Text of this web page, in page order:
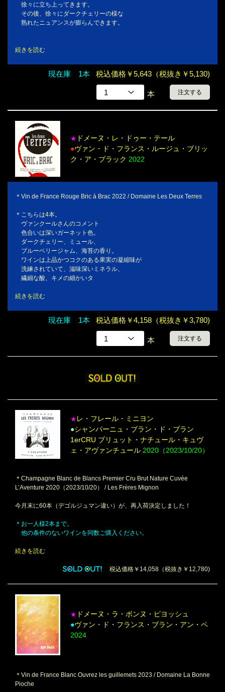
徐々に立ち上ってきます。
その後、徐々にダークチェリーの様な
熟れたニュアンスが膨らんできます。
続きを読む
現在庫 1本 税込価格￥5,643（税抜き￥5,130)
本 注文する
★ ドメーヌ・レ・ドゥー・テール
●ヴァン・ド・フランス・ルージュ・ブリッ
ク・ア・ブラック 2022
＊Vin de France Rouge Bric à Brac 2022 / Domaine Les Deux Terres
＊こちらは4本。
ヴァンクールさんのコメント
色合いは深いガーネット色。
ダークチェリー、ミュール、
ブルーベリージャム、海苔の香り。
ワインは上品かつコクのある果実の凝縮味が
洗練されていて、滋味深いミネラル、
繊細な酸、キメの細かいタ
続きを読む
現在庫 1本 税込価格￥4,158（税抜き￥3,780)
本 注文する
★ レ・フレール・ミニヨン
●シャンパーニュ・ブラン・ド・ブラン
1erCRU ブリュット・ナチュール・キュヴ
ェ・アヴァンチュール 2020（2023/10/20）
＊Champagne Blanc de Blancs Premier Cru Brut Nature Cuvée
L’Aventure 2020（2023/10/20） / Les Frères Mignon
今月末に60本（デゴルジュマン違い）が、再入荷決定しました！
＊お一人様2本まで。
他の条件のないワインを同数ご購入ください。
続きを読む
税込価格￥14,058（税抜き￥12,780)
★ ドメーヌ・ラ・ボンヌ・ピヨッシュ
●ヴァン・ド・フランス・ブラン・アン・ペ
2024
＊Vin de France Blanc Ouvrez les guillemets 2023 / Domaine La Bonne
Pioche